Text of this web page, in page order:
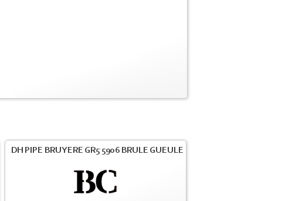
DH PIPE BRUYERE GR5 5906 BRULE GUEULE